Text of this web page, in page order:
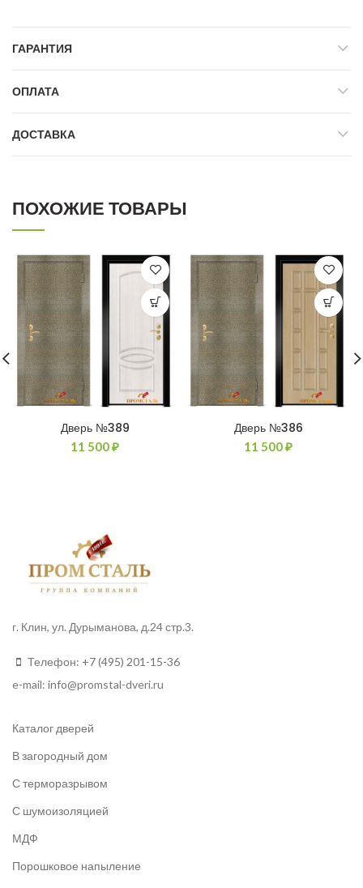
ГАРАНТИЯ
ОПЛАТА
ДОСТАВКА
ПОХОЖИЕ ТОВАРЫ
Дверь №389
11 500₽
Дверь №386
11 500₽
г. Клин, ул. Дурыманова, д.24 стр.3.
Телефон: +7 (495) 201-15-36
e-mail: info@promstal-dveri.ru
Каталог дверей
В загородный дом
С терморазрывом
С шумоизоляцией
МДФ
Порошковое напыление